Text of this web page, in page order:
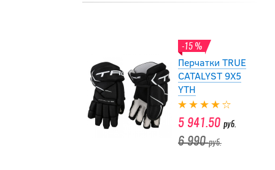
8 990
-15 %
Перчатки TRUE
CATALYST 9X5
YTH
5 941.50 руб.
6 990руб.